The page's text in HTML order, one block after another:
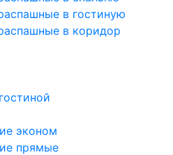
в гостиную
в коридор
эконом
прямые